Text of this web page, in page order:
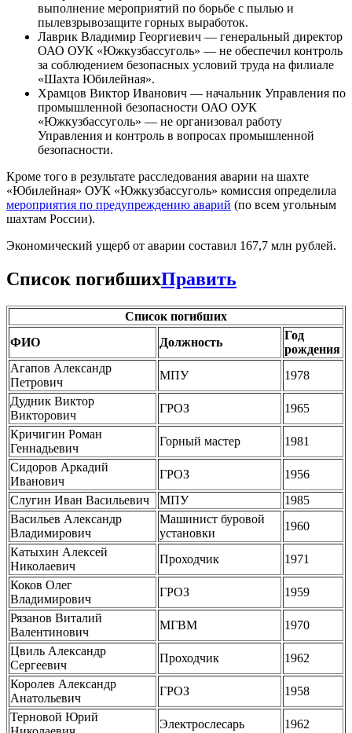
выполнение мероприятий по борьбе с пылью и
пылевзрывозащите горных выработок.
Лаврик Владимир Георгиевич — генеральный директор
ОАО ОУК «Южкузбассуголь» — не обеспечил контроль
за соблюдением безопасных условий труда на филиале
«Шахта Юбилейная».
Храмцов Виктор Иванович — начальник Управления по
промышленной безопасности ОАО ОУК
«Южкузбассуголь» — не организовал работу
Управления и контроль в вопросах промышленной
безопасности.
Кроме того в результате расследования аварии на шахте
«Юбилейная» ОУК «Южкузбассуголь» комиссия определила
мероприятия по предупреждению аварий (по всем угольным
шахтам России).
Экономический ущерб от аварии составил 167,7 млн рублей.
Список погибшихПравить
Список погибших
ФИО
Должность
Год
рождения
Агапов Александр
Петрович
МПУ
1978
Дудник Виктор
Викторович
ГРОЗ
1965
Кричигин Роман
Геннадьевич
Горный мастер
1981
Сидоров Аркадий
Иванович
ГРОЗ
1956
Слугин Иван Васильевич
МПУ
1985
Васильев Александр
Владимирович
Машинист буровой
установки
1960
Катыхин Алексей
Николаевич
Проходчик
1971
Коков Олег
Владимирович
ГРОЗ
1959
Рязанов Виталий
Валентинович
МГВМ
1970
Цвиль Александр
Сергеевич
Проходчик
1962
Королев Александр
Анатольевич
ГРОЗ
1958
Терновой Юрий
Электрослесарь 1962